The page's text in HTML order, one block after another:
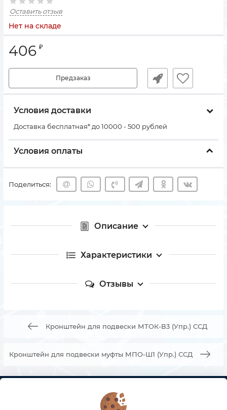
Оставить отзыв
Нет на складе
406 ₽
Предзаказ
Условия доставки
Доставка бесплатная* до 10000 - 500 рублей
Условия оплаты
Поделиться:
Описание
Характеристики
Отзывы
Кронштейн для подвески МТОК-В3 (Упр.) ССД
Кронштейн для подвески муфты МПО-Ш1 (Упр.) ССД